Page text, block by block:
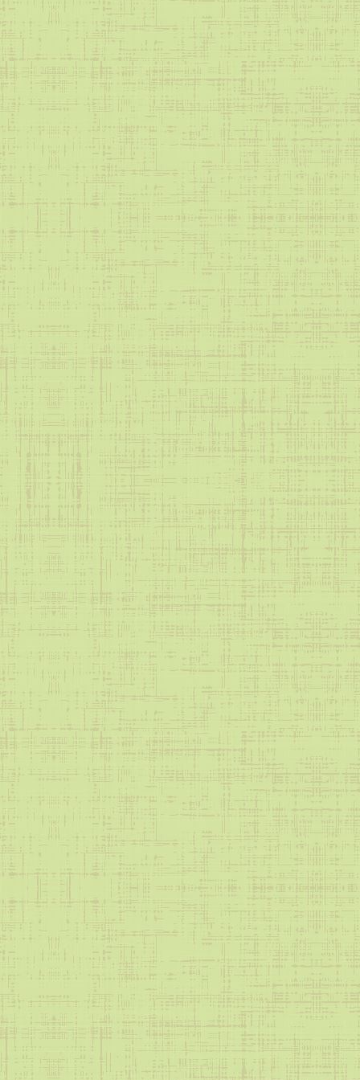
Безопасность в ЧС
Антитеррористическая безопасность
Акции
Образование — всем детям
Дети улиц
Школе важен каждый
За здоровый образ жизни
Мы выбираем жизнь!
Акция «Одна на всех победа»
Безопасное окно
Я и закон
Информация
ВФСК ГТО
Инновационная деятельность
Общие сведения
«Цифровая культура педагога»
Наставничество
Нормативные документы (питание)
Примерное десятидневное меню
Ежедневное меню
Информация
Родительский контроль
Охрана здоровья обучающихся в ОО
Школьный спортивный клуб
Лето 2026
Программа воспитания
Навигаторы детства
Наше здоровье в наших руках
Часто задаваемые вопросы
Медиацентр лицея
Школьный театр